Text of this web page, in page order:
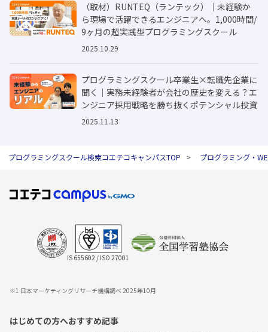
（取材）RUNTEQ（ランテック）｜未経験か
ら現場で活躍できるエンジニアへ。1,000時間/
9ヶ月の超実践型プログラミングスクール
2025.10.29
プログラミングスクール卒業生×転職先企業に
聞く｜実務未経験者が会社の歴史を変える？エ
ンジニア採用戦略を勝ち抜くポテンシャル投資
2025.11.13
プログラミングスクール検索コエテコキャンパスTOP プログラミング・
IS 655602 / ISO 27001
※1 日本マーケティングリサーチ機構調べ 2025年10月
はじめての方へおすすめ記事